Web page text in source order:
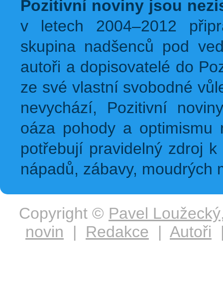
Pozitivní noviny jsou
v letech 2004–2012
skupina nadšenců pod
autoři a dopisovatelé do
ze své vlastní svobodné
nevychází, Pozitivní
oáza pohody a
potřebují pravidelný zdroj
nápadů, zábavy, moudrých
Copyright © Pavel Loužecký
novin | Redakce | Autoři